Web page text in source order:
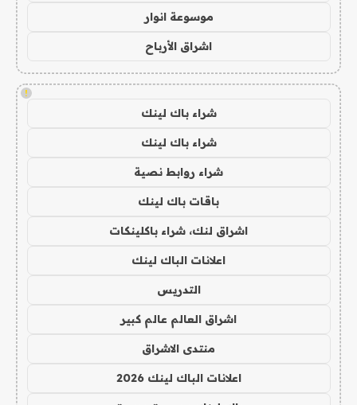
موسوعة انوار
اشراق الأرباح
!
شراء باك لينك
شراء باك لينك
شراء روابط نصية
باقات باك لينك
اشراق لنك، شراء باكلينكات
اعلانات الباك لينك
التدريس
اشراق العالم عالم كبير
منتدى الاشراق
اعلانات الباك لينك 2026